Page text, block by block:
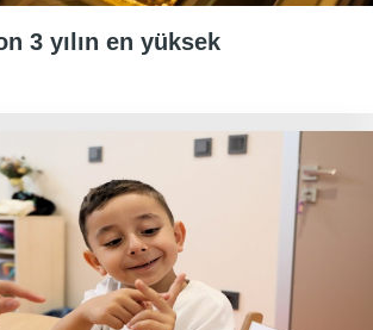
3 yılın en yüksek